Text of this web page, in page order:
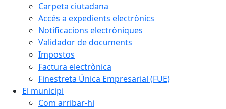
Carpeta ciutadana
Accés a expedients electrònics
Notificacions electròniques
Validador de documents
Impostos
Factura electrònica
Finestreta Única Empresarial (FUE)
El municipi
Com arribar-hi